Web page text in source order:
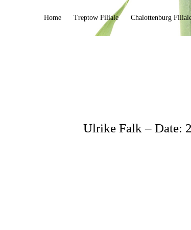
Home Treptow Filiale Chalottenburg
Ulrike Falk – Date: